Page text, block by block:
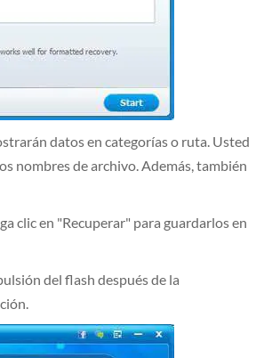
datos en categorías o ruta. Usted
nombres de archivo. Además, también
clic en "Recuperar" para guardarlos en
del flash después de la